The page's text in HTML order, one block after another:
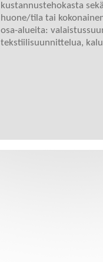
kustannustehokasta
huone/tila tai
osa-alueita:
tekstiilisuunnittelua,